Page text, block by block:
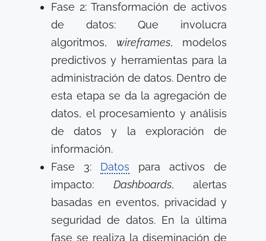
Fase 2: Transformación de activos
de datos: Que involucra
algoritmos, wireframes, modelos
predictivos y herramientas para la
administración de datos. Dentro de
esta etapa se da la agregación de
datos, el procesamiento y análisis
de datos y la exploración de
información.
Fase 3: Datos para activos de
impacto: Dashboards, alertas
basadas en eventos, privacidad y
seguridad de datos. En la última
fase se realiza la diseminación de